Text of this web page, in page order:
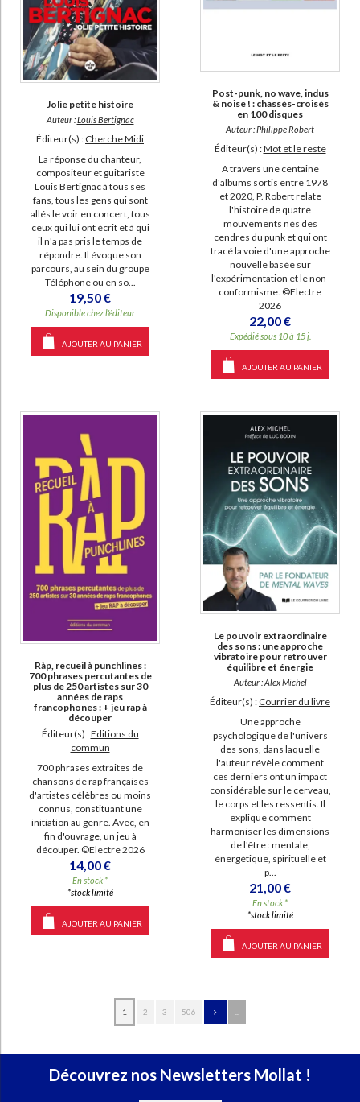
Jolie petite histoire
Auteur :Louis Bertignac
Éditeur(s) : Cherche Midi
La réponse du chanteur,
compositeur et guitariste
Louis Bertignac à tous ses
fans, tous les gens qui sont
allés le voir en concert, tous
ceux qui lui ont écrit et à qui
il n'a pas pris le temps de
répondre. Il évoque son
parcours, au sein du groupe
Téléphone ou en so...
19,50 €
Disponible chez l'éditeur
AJOUTER AU PANIER
Post-punk, no wave, indus
& noise ! : chassés-croisés
en 100 disques
Auteur :Philippe Robert
Éditeur(s) :Mot et le reste
A travers une centaine
d'albums sortis entre 1978
et 2020, P. Robert relate
l'histoire de quatre
mouvements nés des
cendres du punk et qui ont
tracé la voie d'une approche
nouvelle basée sur
l'expérimentation et le non-
conformisme. ©Electre
2026
22,00 €
Expédié sous 10 à 15 j.
AJOUTER AU PANIER
Ràp, recueil à punchlines :
700 phrases percutantes de
plus de 250 artistes sur 30
années de raps
francophones : + jeu rap à
découper
Éditeur(s) :Editions du
commun
700 phrases extraites de
chansons de rap françaises
d'artistes célèbres ou moins
connus, constituant une
initiation au genre. Avec, en
fin d'ouvrage, un jeu à
découper. ©Electre 2026
14,00 €
En stock *
*stock limité
AJOUTER AU PANIER
Le pouvoir extraordinaire
des sons : une approche
vibratoire pour retrouver
équilibre et énergie
Auteur :Alex Michel
Éditeur(s) : Courrier du livre
Une approche
psychologique de l'univers
des sons, dans laquelle
l'auteur révèle comment
ces derniers ont un impact
considérable sur le cerveau,
le corps et les ressentis. Il
explique comment
harmoniser les dimensions
de l'être : mentale,
énergétique, spirituelle et
p...
21,00 €
En stock *
*stock limité
AJOUTER AU PANIER
1 2 3 506
Découvrez nos Newsletters Mollat !